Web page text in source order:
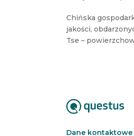
Chińska
jakości,
Tse –
Dane kontaktowe